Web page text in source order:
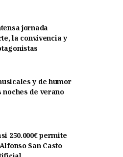
jornada
la convivencia y
y de humor
de verano
250.000€ permite
San Casto